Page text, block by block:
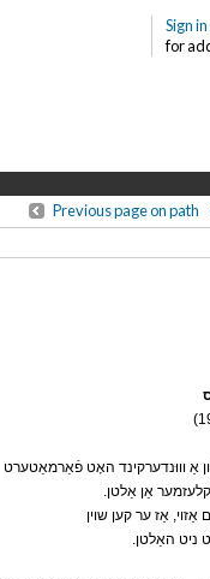
Sign in
for
Previous page on path
אַ וווּנדערקינד האָט פֿאַרמאַטערט
קלעזמער אַן אַלטן
אַז ער קען שוין
ניט האַלטן